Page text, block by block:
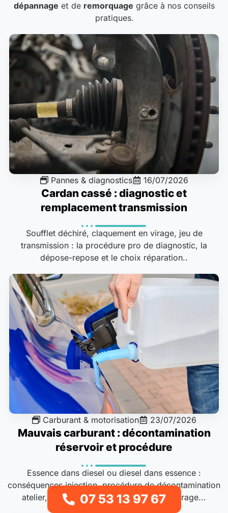
dépannage et de remorquage grâce à nos conseils
pratiques.
Pannes & diagnostics 16/07/2026
Cardan cassé : diagnostic et
remplacement transmission
Soufflet déchiré, claquement en virage, jeu de
transmission : la procédure pro de diagnostic, la
dépose-repose et le choix réparation..
Carburant & motorisation 23/07/2026
Mauvais carburant : décontamination
réservoir et procédure
Essence dans diesel ou diesel dans essence :
conséquences injection, procédure de décontamination
atelier, vidange, lavage circuit et redémarrage...
07 53 13 97 67